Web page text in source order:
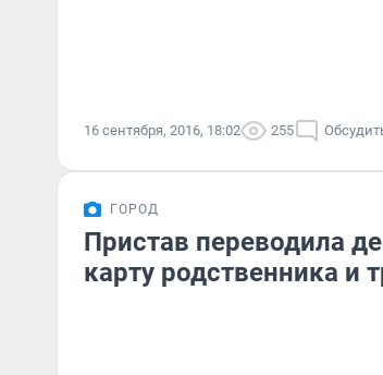
16 сентября, 2016, 18:02 255
ГОРОД
Пристав переводила
карту родственника и